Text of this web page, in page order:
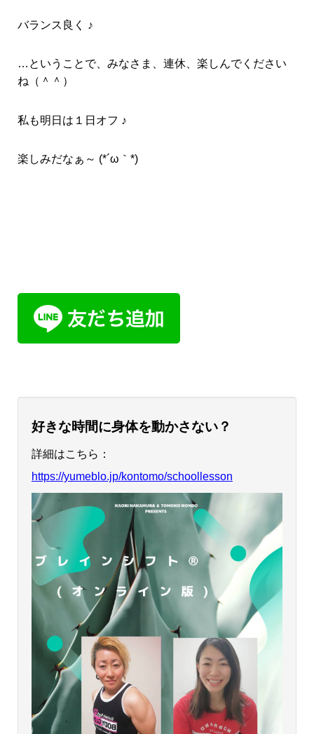
バランス良く ♪
…ということで、みなさま、連休、楽しんでください
ね（＾＾）
私も明日は１日オフ ♪
楽しみだなぁ～ (*´ω｀*)
好きな時間に身体を動かさない？
詳細はこちら：
https://yumeblo.jp/kontomo/schoollesson